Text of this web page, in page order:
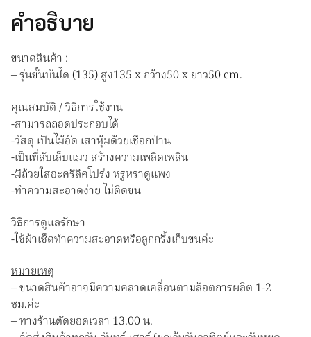
เล็บ
แมว
คำอธิบาย
ขนาดสินค้า :
– รุ่นขั้นบันได (135) สูง135 x กว้าง50 x ยาว50 cm.
คุณสมบัติ / วิธีการใช้งาน
-สามารถถอดประกอบได้
-วัสดุ เป็นไม้อัด เสาหุ้มด้วยเชือกป่าน
-เป็นที่ลับเล็บแมว สร้างความเพลิดเพลิน
-มีถ้วยใสอะคริลิคโปร่ง หรูหราดูแพง
-ทำความสะอาดง่าย ไม่ติดขน
วิธีการดูแลรักษา
-ใช้ผ้าเช็ดทำความสะอาดหรือลูกกริ้งเก็บขนค่ะ
หมายเหตุ
– ขนาดสินค้าอาจมีความคลาดเคลื่อนตามล็อตการผลิต 1-2
ซม.ค่ะ
– ทางร้านตัดยอดเวลา 13.00 น.